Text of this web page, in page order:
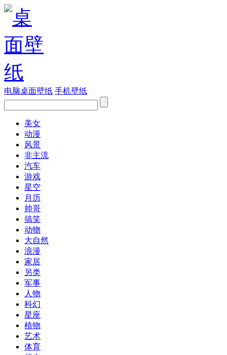
电脑桌面壁纸 手机壁纸
美女
动漫
风景
非主流
汽车
游戏
星空
月历
帅哥
搞笑
动物
大自然
浪漫
家居
另类
军事
人物
科幻
星座
植物
艺术
体育